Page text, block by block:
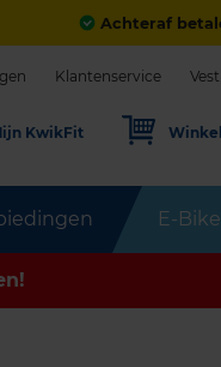
Achteraf
E-
Klantenservice
KwikFit